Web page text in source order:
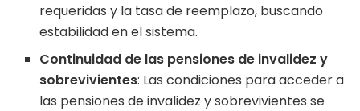
requeridas y la tasa de reemplazo, buscando
estabilidad en el sistema.
Continuidad de las pensiones de invalidez y
sobrevivientes: Las condiciones para acceder a
las pensiones de invalidez y sobrevivientes se